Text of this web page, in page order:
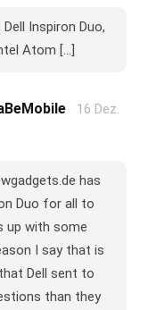
Dell Inspiron Duo,
Atom [...]
16 Dez.
has
Duo for all to
up with some
I say that is
Dell sent to
than they